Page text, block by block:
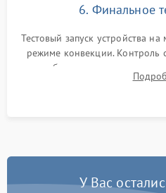
6. Финальное
Тестовый запуск устройства
режиме конвекции. Контроль
срабатывания термостата
температуры и тест на
У Вас